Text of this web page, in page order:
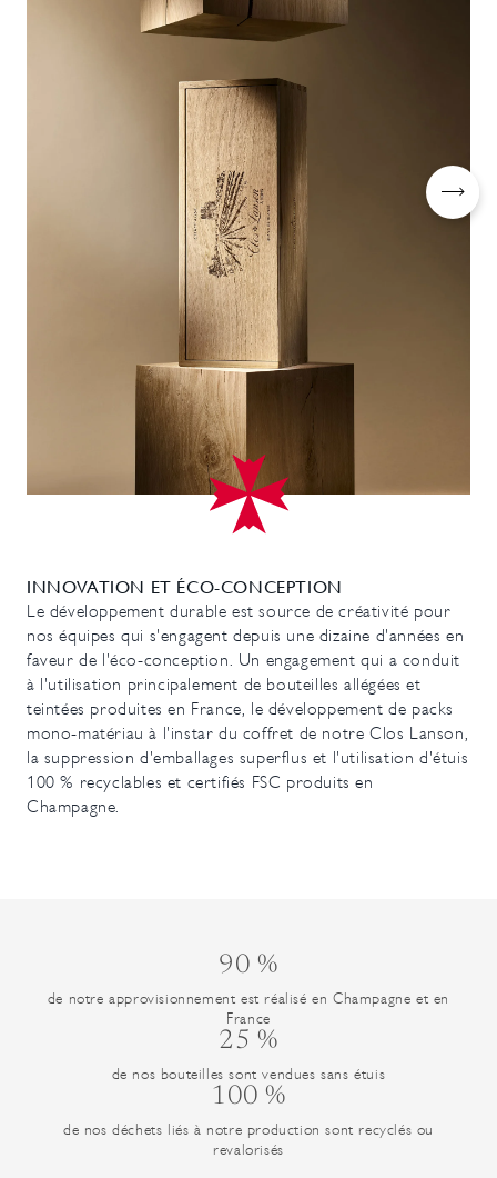
INNOVATION ET ÉCO-CONCEPTION
Le développement durable est source de créativité pour
nos équipes qui s'engagent depuis une dizaine d'années en
faveur de l'éco-conception. Un engagement qui a conduit
à l'utilisation principalement de bouteilles allégées et
teintées produites en France, le développement de packs
mono-matériau à l'instar du coffret de notre Clos Lanson,
la suppression d'emballages superflus et l'utilisation d'étuis
100 % recyclables et certifiés FSC produits en
Champagne.
90 %
de notre approvisionnement est réalisé en Champagne et en
France
25 %
de nos bouteilles sont vendues sans étuis
100 %
de nos déchets liés à notre production sont recyclés ou
revalorisés